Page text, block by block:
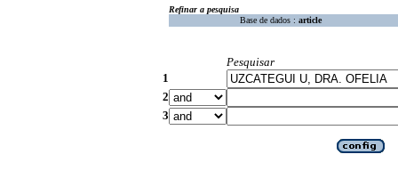
Refinar a pesquisa
Base de dados : article
Pesquisar
1
2
3